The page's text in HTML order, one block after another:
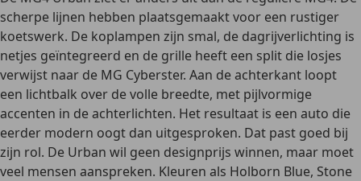
scherpe lijnen hebben plaatsgemaakt voor een rustiger
koetswerk. De koplampen zijn smal, de dagrijverlichting is
netjes geïntegreerd en de grille heeft een split die losjes
verwijst naar de MG Cyberster. Aan de achterkant loopt
een lichtbalk over de volle breedte, met pijlvormige
accenten in de achterlichten. Het resultaat is een auto die
eerder modern oogt dan uitgesproken. Dat past goed bij
zijn rol. De Urban wil geen designprijs winnen, maar moet
veel mensen aanspreken. Kleuren als Holborn Blue, Stone